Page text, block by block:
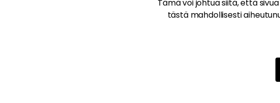
Tämä voi johtua siitä, että
tästä mahdollisesti